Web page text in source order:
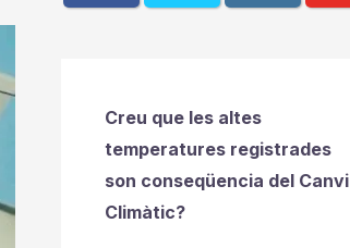
Creu que les altes
temperatures registrades
son conseqüencia del Canvi
Climàtic?